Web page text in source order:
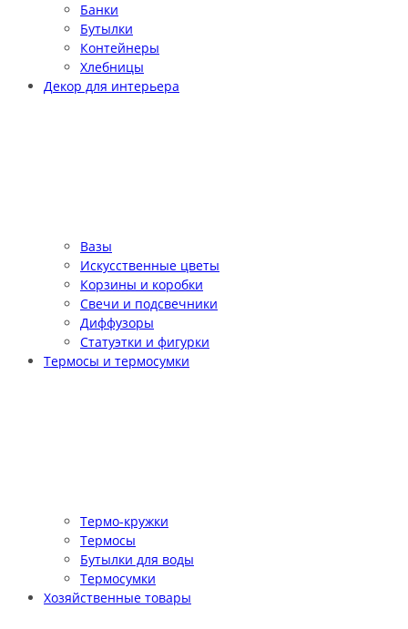
Банки
Бутылки
Контейнеры
Хлебницы
Декор для интерьера
Вазы
Искусственные цветы
Корзины и коробки
Свечи и подсвечники
Диффузоры
Статуэтки и фигурки
Термосы и термосумки
Термо-кружки
Термосы
Бутылки для воды
Термосумки
Хозяйственные товары